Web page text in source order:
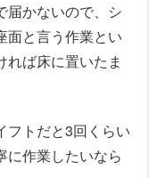
届かないので、シ
面と言う作業とい
れば床に置いたま
フトだと3回くらい
に作業したいなら